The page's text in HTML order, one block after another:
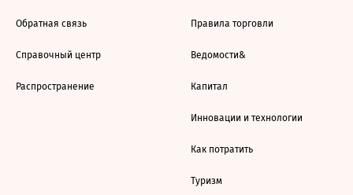
Обратная связь
Справочный центр
Распространение
Правила торговли
Ведомости&
Капитал
Инновации и технологии
Как потратить
Туризм